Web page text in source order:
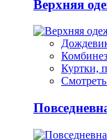
Верхняя
Куртки,